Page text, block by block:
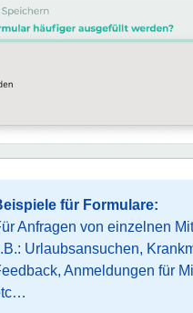
für Formulare:
Anfragen von einzelnen
Urlaubsansuchen,
Anmeldungen für